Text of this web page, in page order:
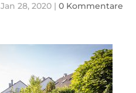
Jan 28, 2020 | 0 Kommentare